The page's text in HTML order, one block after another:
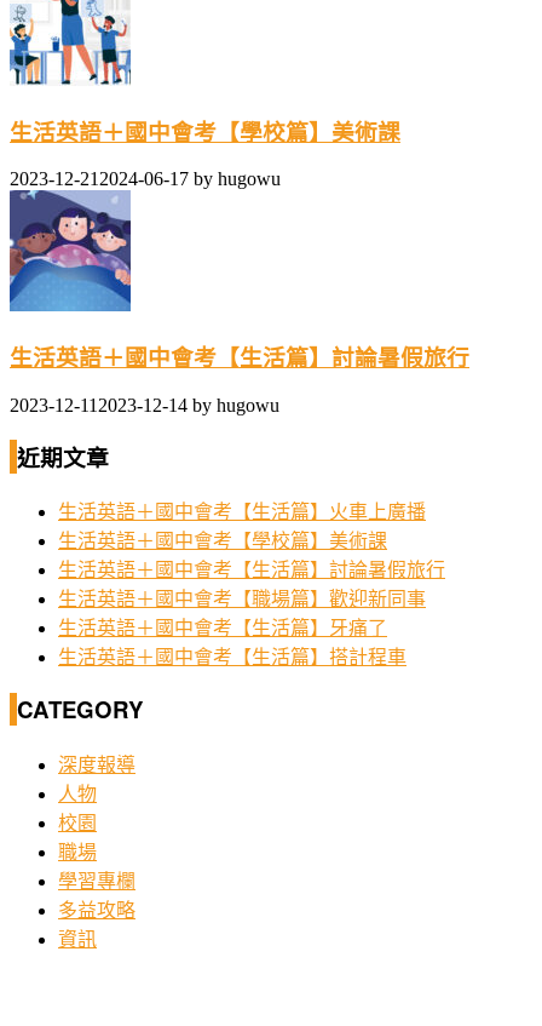
生活英語＋國中會考【學校篇】美術課
2023-12-212024-06-17 by hugowu
生活英語＋國中會考【生活篇】討論暑假旅行
2023-12-11 2023-12-14 by hugowu
近期文章
生活英語＋國中會考【生活篇】火車上廣播
生活英語＋國中會考【學校篇】美術課
生活英語＋國中會考【生活篇】討論暑假旅行
生活英語＋國中會考【職場篇】歡迎新同事
生活英語＋國中會考【生活篇】牙痛了
生活英語＋國中會考【生活篇】搭計程車
CATEGORY
深度報導
人物
校園
職場
學習專欄
多益攻略
資訊